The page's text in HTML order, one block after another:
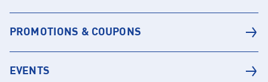
PROMOTIONS & COUPONS
EVENTS